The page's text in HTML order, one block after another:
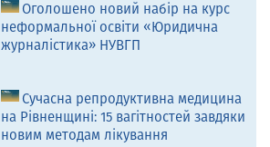
Оголошено новий набір на курс
неформальної освіти «Юридична
журналістика» НУВГП
Сучасна репродуктивна медицина
на Рівненщині: 15 вагітностей завдяки
новим методам лікування